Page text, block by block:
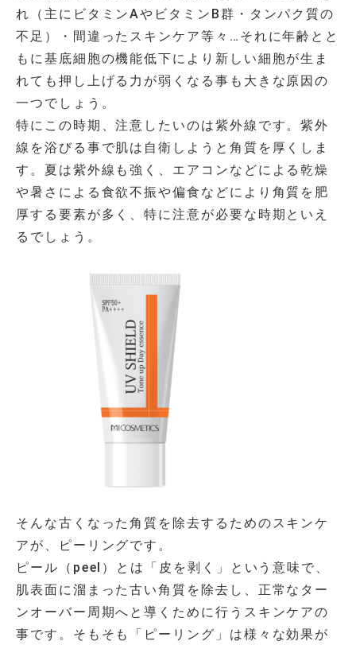
れ（主にビタミンAやビタミン B群・タンパク質の
不足）・間違ったスキンケア等々…それに年齢とと
もに基底細胞の機能低下により新しい細胞が生ま
れても押し上げる力が弱くなる事も大きな原因の
一つでしょう。
特にこの時期、注意したいのは紫外線です。紫外
線を浴びる事で肌は自衛しようと角質を厚くしま
す。夏は紫外線も強く、エアコンなどによる乾燥
や暑さによる食欲不振や偏食などにより角質を肥
厚する要素が多く、特に注意が必要な時期といえ
るでしょう。
そんな古くなった角質を除去するためのスキンケ
アが、ピーリングです。
ピール（ peel ）とは「皮を剥く」という意味で、
肌表面に溜まった古い角質を除去し、正常なター
ンオーバー周期へと導くために行うスキンケアの
事です。そもそも「ピーリング」は様々な効果が